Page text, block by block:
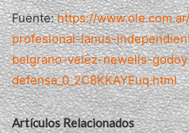
Fuente:https://
profesional-lanus-
belgrano-velez-newells-
defensa_0_2C8KKAYEuq.html
Artículos Relacionados